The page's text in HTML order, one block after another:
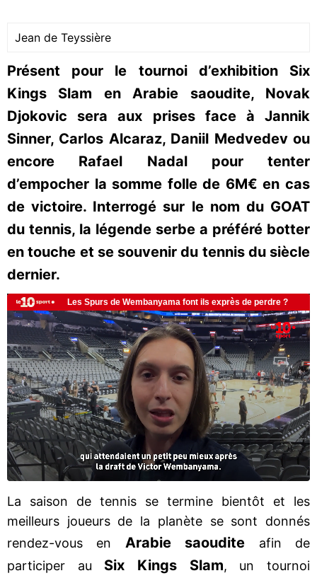
Jean de Teyssière
Présent pour le tournoi d’exhibition Six
Kings Slam en Arabie saoudite, Novak
Djokovic sera aux prises face à Jannik
Sinner, Carlos Alcaraz, Daniil Medvedev ou
encore Rafael Nadal pour tenter
d’empocher la somme folle de 6M€ en cas
de victoire. Interrogé sur le nom du GOAT
du tennis, la légende serbe a préféré botter
en touche et se souvenir du tennis du siècle
dernier.
La saison de tennis se termine bientôt et les
meilleurs joueurs de la planète se sont donnés
rendez-vous en Arabie saoudite afin de
participer au Six Kings Slam, un tournoi